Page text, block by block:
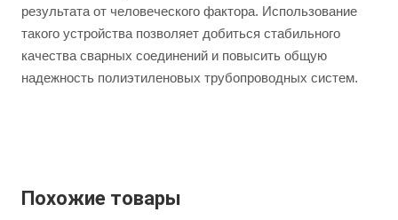
результата от человеческого фактора. Использование
такого устройства позволяет добиться стабильного
качества сварных соединений и повысить общую
надежность полиэтиленовых трубопроводных систем.
Похожие товары